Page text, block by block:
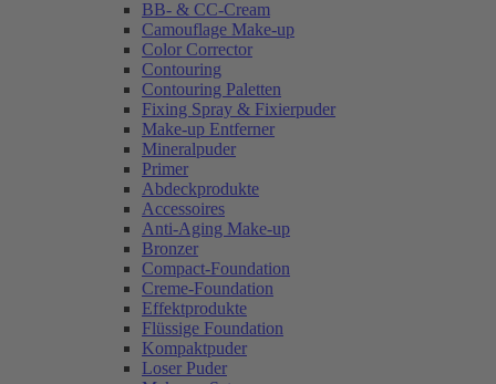
BB- & CC-Cream
Camouflage Make-up
Color Corrector
Contouring
Contouring Paletten
Fixing Spray & Fixierpuder
Make-up Entferner
Mineralpuder
Primer
Abdeckprodukte
Accessoires
Anti-Aging Make-up
Bronzer
Compact-Foundation
Creme-Foundation
Effektprodukte
Flüssige Foundation
Kompaktpuder
Loser Puder